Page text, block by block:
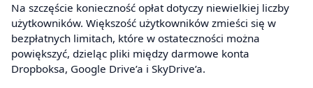
Na szczęście konieczność opłat dotyczy niewielkiej liczby
użytkowników. Większość użytkowników zmieści się w
bezpłatnych limitach, które w ostateczności można
powiększyć, dzieląc pliki między darmowe konta
Dropboksa, Google Drive’a i SkyDrive’a.